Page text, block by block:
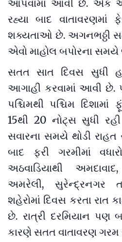
આપવામાં આવી છે. એક
રહ્યા બાદ વાતાવરણમાં
શક્યતાઓ છે. અગનભઠ્ઠી
એવો માહોલ બપોરના સમયે
સતત સાત દિવસ સુધી
આગાહી કરવામાં આવી છે.
પશ્ચિમથી પશ્ચિમ
15થી 20 નોટ્સ સુધી
સવારના સમયે થોડી
બાદ ફરી ગરમીમાં
અઠવાડિયાથી
અમરેલી, સુરેન્દ્રનગર
શહેરોમાં દિવસ કરતા રાત
છે. રાત્રી દરમિયાન પણ
કારણે સતત વાતાવરણ ગરમ